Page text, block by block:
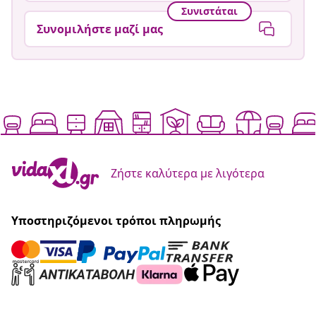
Συνιστάται
Συνομιλήστε μαζί μας
Ζήστε καλύτερα με λιγότερα
Υποστηριζόμενοι τρόποι πληρωμής